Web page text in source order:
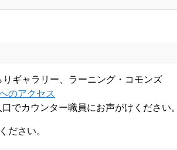
りギャラリー、ラーニング・コモンズ
のアクセス
でカウンター職員にお声がけください。
ださい。